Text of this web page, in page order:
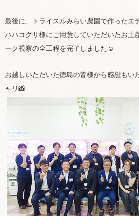
最後に、トライスルみらい農園で作ったエ
ハハコグサ様にご用意していただいたお土
ーク視察の全工程を完了しました☺️
お越しいただいた徳島の皆様から感想もい
ャリ📸